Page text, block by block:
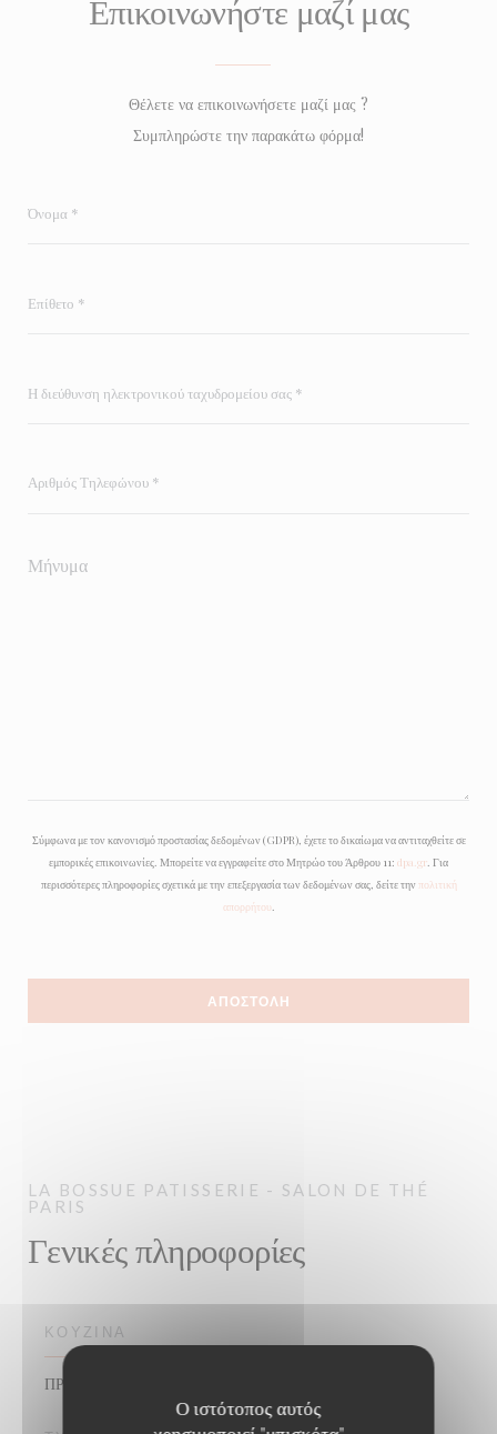
Ο ιστότοπος αυτός
Επικοινωνήστε μαζί μας
Θέλετε να επικοινωνήσετε μαζί μας ?
Συμπληρώστε την παρακάτω φόρμα!
Σύμφωνα με τον κανονισμό προστασίας δεδομένων (GDPR), έχετε το δικαίωμα να αντιταχθείτε σε
εμπορικές επικοινωνίες. Μπορείτε να εγγραφείτε στο Μητρώο του Άρθρου 11: dpa.gr . Για
περισσότερες πληροφορίες σχετικά με την επεξεργασία των δεδομένων σας, δείτε τηνπολιτική
απορρήτου
LA BOSSUE PATISSERIE - SALON DE THÉ
PARIS
Γενικές πληροφορίες
ΚΟΥΖΊΝΑ
ΠΡΩΙΝΟ ΓΕΥΜΑ, Μεσημεριανό, Ζύμη